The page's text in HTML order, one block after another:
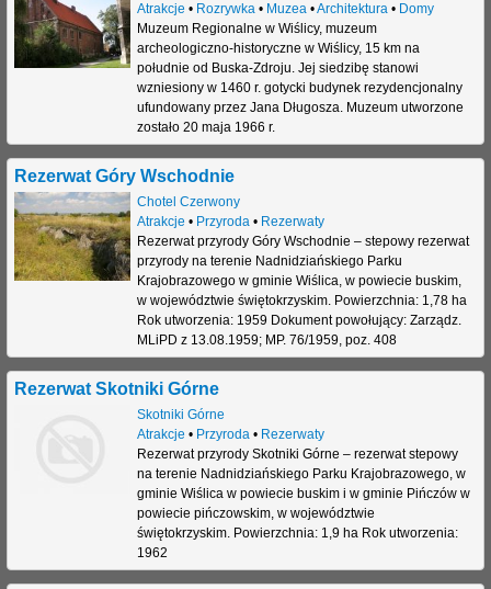
Atrakcje • Rozrywka• Muzea•Architektura• Domy
Muzeum Regionalne w Wiślicy, muzeum
archeologiczno-historyczne w Wiślicy, 15 km na
południe od Buska-Zdroju. Jej siedzibę stanowi
wzniesiony w 1460 r. gotycki budynek rezydencjonalny
ufundowany przez Jana Długosza. Muzeum utworzone
zostało 20 maja 1966 r.
Rezerwat Góry Wschodnie
Chotel Czerwony
Atrakcje • Przyroda• Rezerwaty
Rezerwat przyrody Góry Wschodnie – stepowy rezerwat
przyrody na terenie Nadnidziańskiego Parku
Krajobrazowego w gminie Wiślica, w powiecie buskim,
w województwie świętokrzyskim. Powierzchnia: 1,78 ha
Rok utworzenia: 1959 Dokument powołujący: Zarządz.
MLiPD z 13.08.1959; MP. 76/1959, poz. 408
Rezerwat Skotniki Górne
Skotniki Górne
Atrakcje • Przyroda• Rezerwaty
Rezerwat przyrody Skotniki Górne – rezerwat stepowy
na terenie Nadnidziańskiego Parku Krajobrazowego, w
gminie Wiślica w powiecie buskim i w gminie Pińczów w
powiecie pińczowskim, w województwie
świętokrzyskim. Powierzchnia: 1,9 ha Rok utworzenia:
1962